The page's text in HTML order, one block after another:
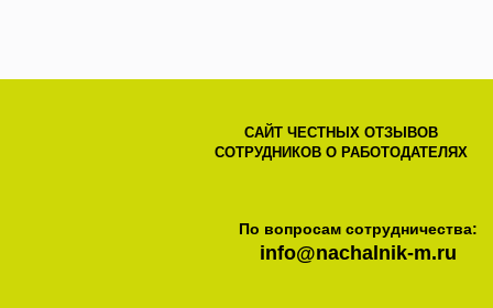
САЙТ ЧЕСТНЫХ ОТЗЫВОВ
СОТРУДНИКОВ О РАБОТОДАТЕЛЯХ
По вопросам сотрудничества:
info@nachalnik-m.ru